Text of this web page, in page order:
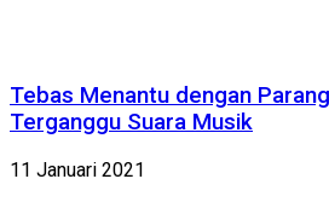
Tebas Menantu dengan
Terganggu Suara Musik
11 Januari 2021